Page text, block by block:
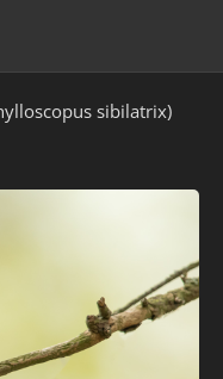
sibilatrix)